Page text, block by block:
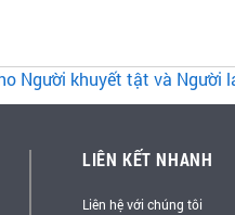
Người khuyết tật và Người
LIÊN KẾT NHANH
Liên hệ với chúng tôi